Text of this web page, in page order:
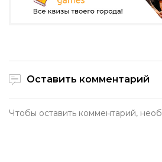
Оставить комментарий